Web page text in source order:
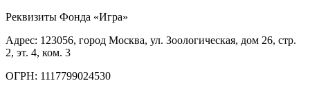
Реквизиты Фонда «Игра»
Адрес: 123056, город Москва, ул. Зоологическая, дом 26, стр.
2, эт. 4, ком. 3
ОГРН: 1117799024530